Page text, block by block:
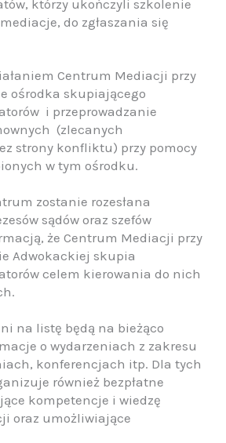
którzy ukończyli szkolenie
do zgłaszania się
Centrum Mediacji przy
ośrodka skupiającego
i przeprowadzanie
(zlecanych
strony konfliktu) przy pomocy
w tym ośrodku.
zostanie rozesłana
sądów oraz szefów
że Centrum Mediacji przy
Adwokackiej skupia
celem kierowania do nich
na listę będą na bieżąco
o wydarzeniach z zakresu
konferencjach itp. Dla tych
również bezpłatne
kompetencje i wiedzę
oraz umożliwiające